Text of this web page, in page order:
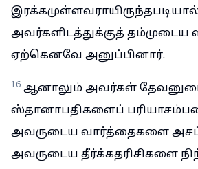
அவர்களிடத்துக்குத்
ஏற்கெனவே அனுப்பினார்.
16 ஆனாலும் அவர்கள்
ஸ்தானாபதிகளைப்
அவருடைய வார்த்தைகளை
அவருடைய தீர்க்கதரிசிகளை